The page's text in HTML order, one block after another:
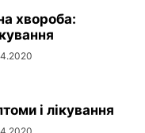
хвороба:
і лікування